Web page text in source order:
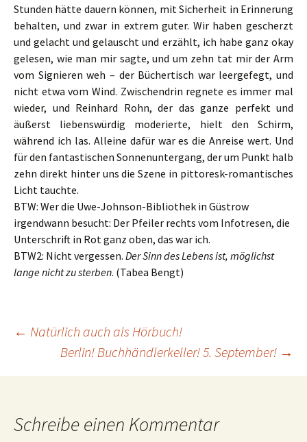
Stunden hätte dauern können, mit Sicherheit in Erinnerung
behalten, und zwar in extrem guter. Wir haben gescherzt
und gelacht und gelauscht und erzählt, ich habe ganz okay
gelesen, wie man mir sagte, und um zehn tat mir der Arm
vom Signieren weh – der Büchertisch war leergefegt, und
nicht etwa vom Wind. Zwischendrin regnete es immer mal
wieder, und Reinhard Rohn, der das ganze perfekt und
äußerst liebenswürdig moderierte, hielt den Schirm,
während ich las. Alleine dafür war es die Anreise wert. Und
für den fantastischen Sonnenuntergang, der um Punkt halb
zehn direkt hinter uns die Szene in pittoresk-romantisches
Licht tauchte.
BTW: Wer die Uwe-Johnson-Bibliothek in Güstrow
irgendwann besucht: Der Pfeiler rechts vom Infotresen, die
Unterschrift in Rot ganz oben, das war ich.
BTW2: Nicht vergessen. Der Sinn des Lebens ist, möglichst
lange nicht zu sterben. (Tabea Bengt)
Beitragsnavigation
← Natürlich auch als Hörbuch!
Berlin! Buchhändlerkeller! 5. September! →
Schreibe einen Kommentar